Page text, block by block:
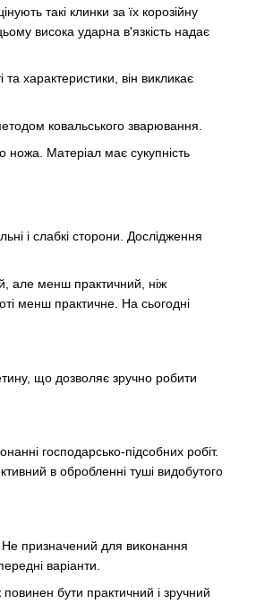
такі клинки за їх корозійну
висока ударна в'язкість надає
характеристики, він викликає
ковальського зварювання.
ножа. Матеріал має сукупність
і слабкі сторони. Дослідження
але менш практичний, ніж
менш практичне. На сьогодні
що дозволяє зручно робити
господарсько-підсобних робіт.
в обробленні туші видобутого
призначений для виконання
варіанти.
бути практичний і зручний